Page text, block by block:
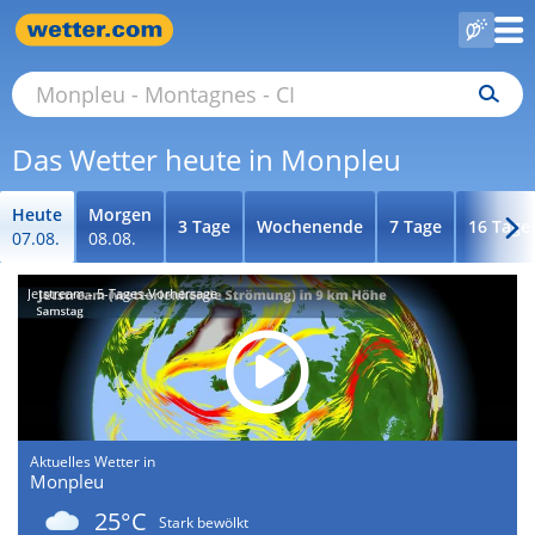
Das Wetter heute in Monpleu
Heute
07.08.
Morgen
08.08.
3 Tage Wochenende 7 Tage 16 Tage
Jetstream - 5-Tages-Vorhersage
Aktuelles Wetter in
Monpleu
25°C
Stark bewölkt